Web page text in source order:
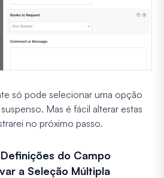
só pode selecionar uma opção
Mas é fácil alterar estas
no próximo passo.
do Campo
a Seleção Múltipla